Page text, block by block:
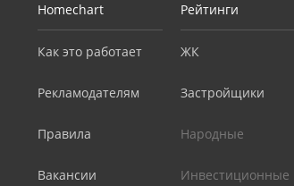
Homechart
Как это работает
Рекламодателям
Правила
Вакансии
Рейтинги
ЖК
Застройщики
Народные
Инвестиционные